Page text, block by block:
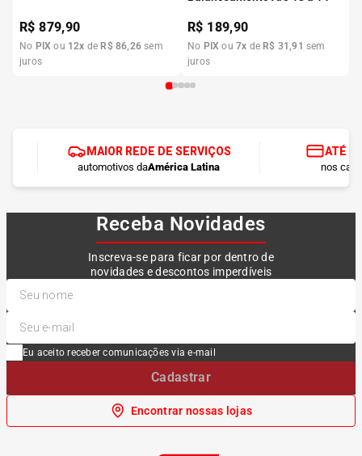
R$879,90
No PIX ou 12x de R$ 86,26 sem
juros
R$ 189,90
No PIX ou7x de R$ 31 ,91 sem
juros
MAIOR REDE DE SERVIÇOS
automotivos daAmérica Latina
ATÉ
nos
Receba Novidades
Inscreva-se para ficar por dentro de
novidades e descontos imperdíveis
Eu aceito receber comunicações via e-mail
Cadastrar
Encontrar nossas lojas